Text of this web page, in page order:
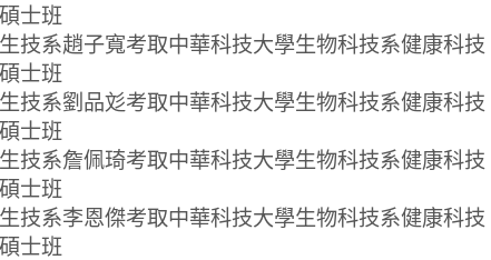
碩士班
生技系趙子寬考取中華科技大學生物科技系健康科技
碩士班
生技系劉品彣考取中華科技大學生物科技系健康科技
碩士班
生技系詹佩琦考取中華科技大學生物科技系健康科技
碩士班
生技系李恩傑考取中華科技大學生物科技系健康科技
碩士班